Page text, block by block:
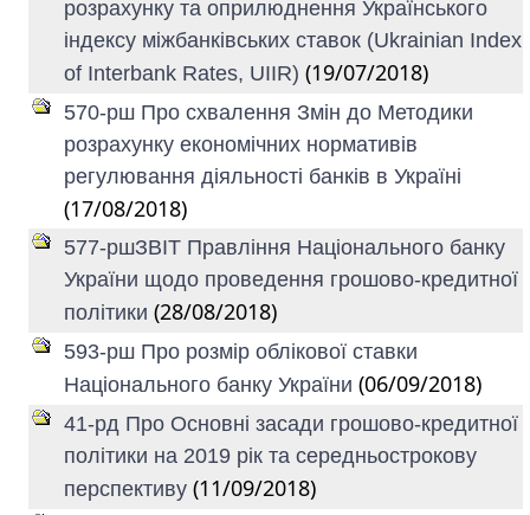
розрахунку та оприлюднення Українського
індексу міжбанківських ставок (Ukrainian Index
of Interbank Rates, UIIR) (19/07/2018)
570-рш Про схвалення Змін до Методики
розрахунку економічних нормативів
регулювання діяльності банків в Україні
(17/08/2018)
577-ршЗВІТ Правління Національного банку
України щодо проведення грошово-кредитної
політики (28/08/2018)
593-рш Про розмір облікової ставки
Національного банку України (06/09/2018)
41-рд Про Основні засади грошово-кредитної
політики на 2019 рік та середньострокову
перспективу (11/09/2018)